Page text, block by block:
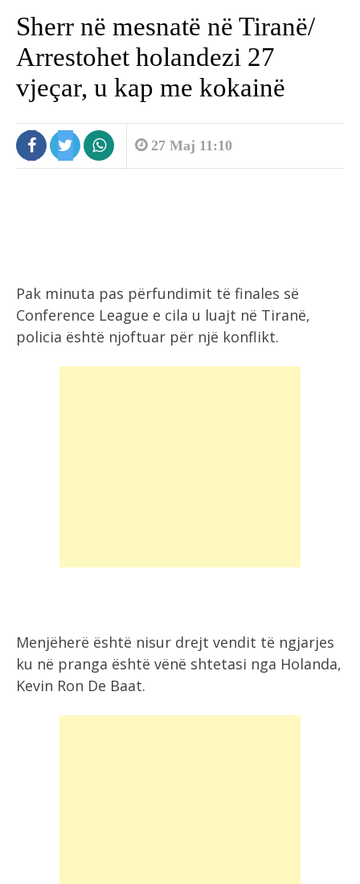
Sherr në mesnatë në Tiranë/
Arrestohet holandezi 27
vjeçar, u kap me kokainë
27 Maj 11:10
Pak minuta pas përfundimit të finales së
Conference League e cila u luajt në Tiranë,
policia është njoftuar për një konflikt.
Menjëherë është nisur drejt vendit të ngjarjes
ku në pranga është vënë shtetasi nga Holanda,
Kevin Ron De Baat.